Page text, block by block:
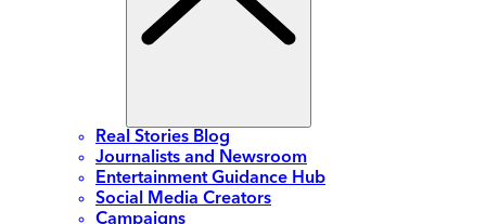
Real Stories Blog
Journalists and Newsroom
Entertainment Guidance Hub
Social Media Creators
Campaigns